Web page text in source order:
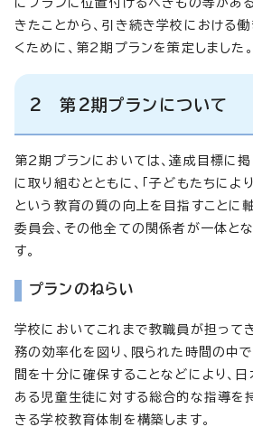
きたことから、引き続き学校における
くために、第2期プランを策定しました。
2 第2期プランについて
第2期プランにおいては、達成目標に
に取り組むとともに、「子どもたちによ
という教育の質の向上を目指すことに
委員会、その他全ての関係者が一体と
す。
プランのねらい
学校においてこれまで教職員が担って
務の効率化を図り、限られた時間の中
間を十分に確保することなどにより、
ある児童生徒に対する総合的な指導を
きる学校教育体制を構築します。